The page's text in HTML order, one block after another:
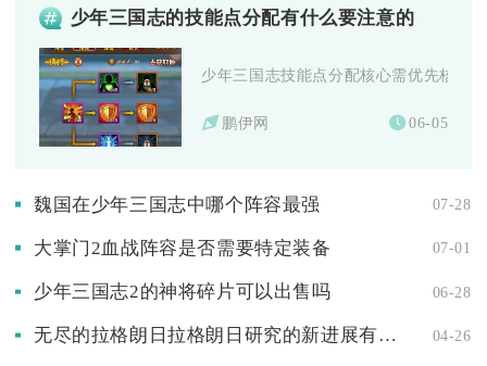
少年三国志的技能点分配有什么要注意的
少年三国志技能点分配核心需优先核心
鹏伊网 06-05
魏国在少年三国志中哪个阵容最强 07-28
大掌门2血战阵容是否需要特定装备 07-01
少年三国志2的神将碎片可以出售吗 06-28
无尽的拉格朗日拉格朗日研究的新进展有哪些 04-26